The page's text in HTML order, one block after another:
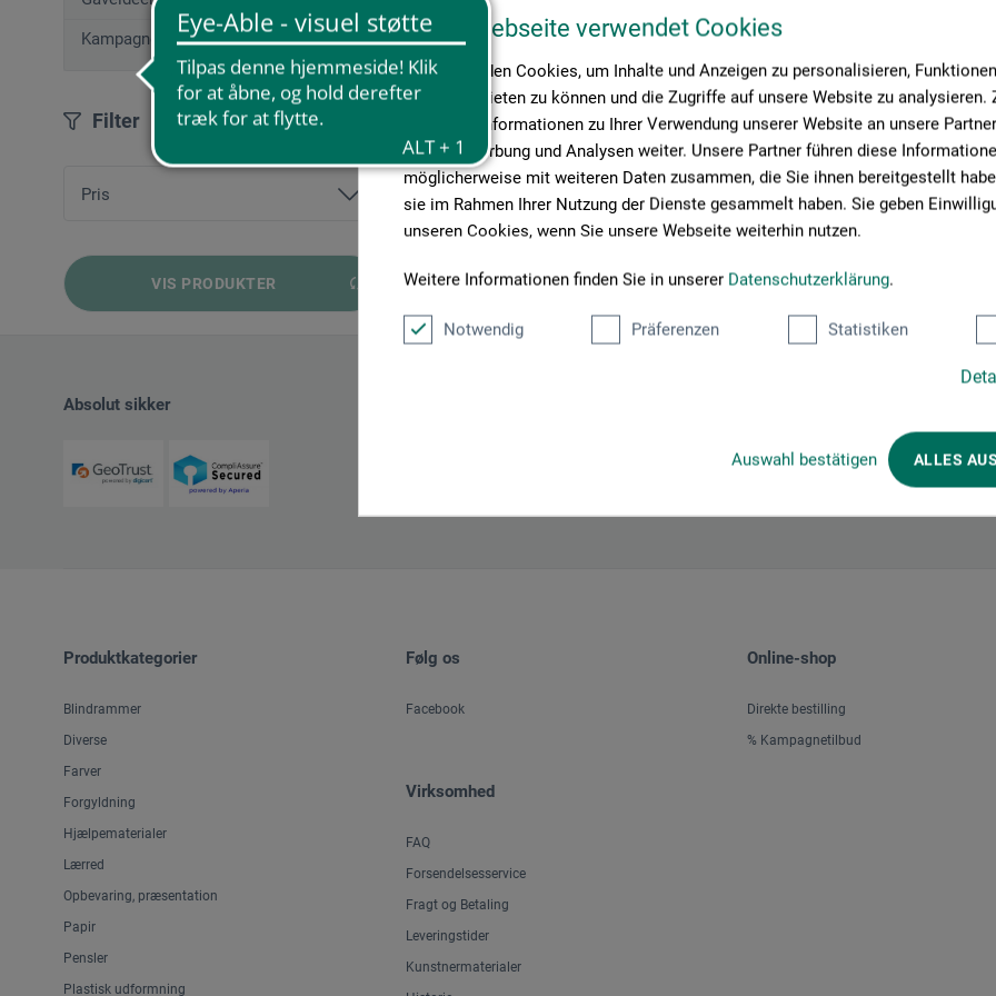
Diese Webseite verwendet Cookies
Wir verwenden Cookies, um Inhalte und Anzeigen zu personalisieren,
Medien anbieten zu können und die Zugriffe auf unsere Website zu analysieren.
geben wir Informationen zu Ihrer Verwendung unserer Website an unsere
Medien, Werbung und Analysen weiter. Unsere Partner führen diese
möglicherweise mit weiteren Daten zusammen, die Sie ihnen bereitgestellt
sie im Rahmen Ihrer Nutzung der Dienste gesammelt haben. Sie geben
unseren Cookies, wenn Sie unsere Webseite weiterhin nutzen.
Weitere Informationen finden Sie in unserer Datenschutzerklärung.
Notwendig Präferenzen Statistiken
Auswahl bestätigen ALLES
Kampagnetilbud
Filter
Pris
VIS PRODUKTER
Absolut sikker
Produktkategorier
Blindrammer
Diverse
Farver
Forgyldning
Hjælpematerialer
Lærred
Opbevaring, præsentation
Papir
Pensler
Plastisk udformning
Følg os
Facebook
Virksomhed
FAQ
Forsendelsesservice
Fragt og Betaling
Leveringstider
Kunstnermaterialer
Online-shop
Direkte bestilling
% Kampagnetilbud